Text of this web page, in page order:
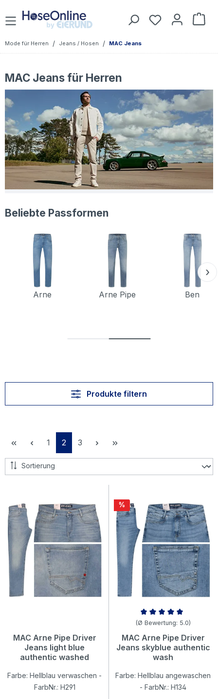
Zum Hauptinhalt springen Du hast 0
Mode für Herren / Jeans / Hosen / MAC Jeans
MAC Jeans für Herren
Beliebte Passformen
Arne Arne Pipe Ben
›
Produkte filtern
Seite
1 Seite
2 Seite
3
MAC Arne Pipe Driver
Jeans light blue
authentic washed
Farbe: Hellblau verwaschen -
FarbNr.: H291
Rabatt
%
Durchschnittliche Bewertung
(Ø Bewertung: 5.0)
MAC Arne Pipe Driver
Jeans skyblue authentic
wash
Farbe: Hellblau angewaschen
- FarbNr.: H134